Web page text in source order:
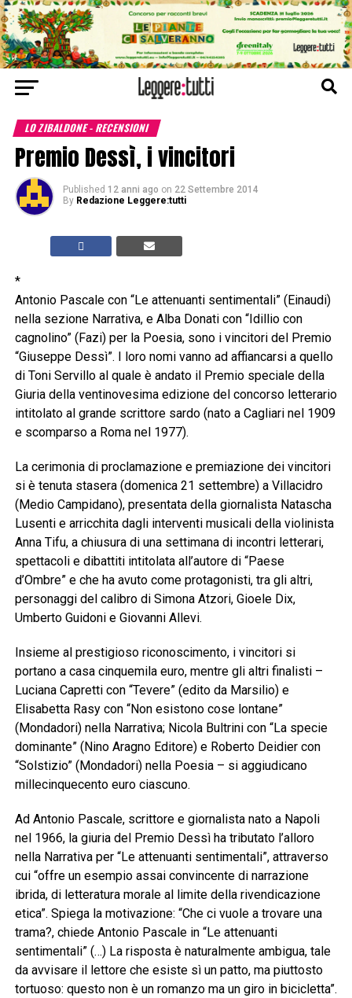
LO ZIBALDONE - RECENSIONI
Premio Dessì, i vincitori
Published 12 anni ago on 22 Settembre 2014
By Redazione Leggere:tutti
*
Antonio Pascale con “Le attenuanti sentimentali” (Einaudi)
nella sezione Narrativa, e Alba Donati con “Idillio con
cagnolino” (Fazi) per la Poesia, sono i vincitori del Premio
“Giuseppe Dessì”. I loro nomi vanno ad affiancarsi a quello
di Toni Servillo al quale è andato il Premio speciale della
Giuria della ventinovesima edizione del concorso letterario
intitolato al grande scrittore sardo (nato a Cagliari nel 1909
e scomparso a Roma nel 1977).
La cerimonia di proclamazione e premiazione dei vincitori
si è tenuta stasera (domenica 21 settembre) a Villacidro
(Medio Campidano), presentata della giornalista Natascha
Lusenti e arricchita dagli interventi musicali della violinista
Anna Tifu, a chiusura di una settimana di incontri letterari,
spettacoli e dibattiti intitolata all’autore di “Paese
d’Ombre” e che ha avuto come protagonisti, tra gli altri,
personaggi del calibro di Simona Atzori, Gioele Dix,
Umberto Guidoni e Giovanni Allevi.
Insieme al prestigioso riconoscimento, i vincitori si
portano a casa cinquemila euro, mentre gli altri finalisti –
Luciana Capretti con “Tevere” (edito da Marsilio) e
Elisabetta Rasy con “Non esistono cose lontane”
(Mondadori) nella Narrativa; Nicola Bultrini con “La specie
dominante” (Nino Aragno Editore) e Roberto Deidier con
“Solstizio” (Mondadori) nella Poesia – si aggiudicano
millecinquecento euro ciascuno.
Ad Antonio Pascale, scrittore e giornalista nato a Napoli
nel 1966, la giuria del Premio Dessì ha tributato l’alloro
nella Narrativa per “Le attenuanti sentimentali”, attraverso
cui “offre un esempio assai convincente di narrazione
ibrida, di letteratura morale al limite della rivendicazione
etica”. Spiega la motivazione: “Che ci vuole a trovare una
trama?, chiede Antonio Pascale in “Le attenuanti
sentimentali” (…) La risposta è naturalmente ambigua, tale
da avvisare il lettore che esiste sì un patto, ma piuttosto
tortuoso: questo non è un romanzo ma un giro in bicicletta”.